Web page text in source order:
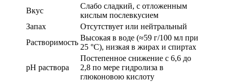
Вкус
Слабо сладкий, с отложенным
кислым послевкусием
Запах
Отсутствует или нейтральный
Растворимость
Высокая в воде (≈59 г/100 мл при
25 °С), низкая в жирах и спиртах
pH раствора
Постепенное снижение с 6,6 до
2,8 по мере гидролиза в
глюконовою кислоту